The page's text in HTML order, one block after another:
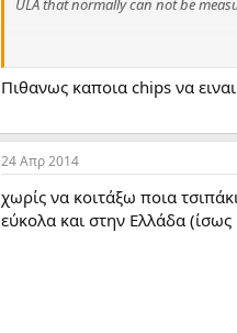
Using static RAM and HCT/HC
Video output of harlequin is RGB
which needs only 50 mV sound
programs.
RGB output serves all SCART
Πιθανως καποια chips να
24 Απρ 2014
χωρίς να κοιτάξω ποια
εύκολα και στην Ελλάδα (ίσως